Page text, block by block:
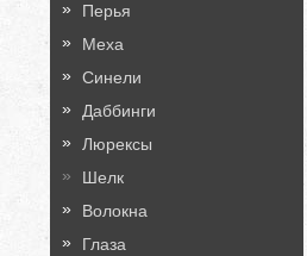
Перья
Меха
Синели
Даббинги
Люрексы
Шелк
Волокна
Глаза